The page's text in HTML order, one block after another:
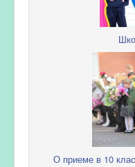
О приеме в 10